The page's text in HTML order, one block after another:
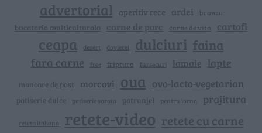
advertorial aperitiv rece ardei branza
bucataria multiculturala carne de porc carne de vita cartofi
ceapa desert dovlecei dulciuri faina
fara carne free friptura fursecuri lamaie lapte
mancare de post morcovi oua ovo-lacto-vegetarian
patiserie dulce patiserie sarata patrunjel pentru iarna prajitura
reteta italiana retete-video retete cu carne